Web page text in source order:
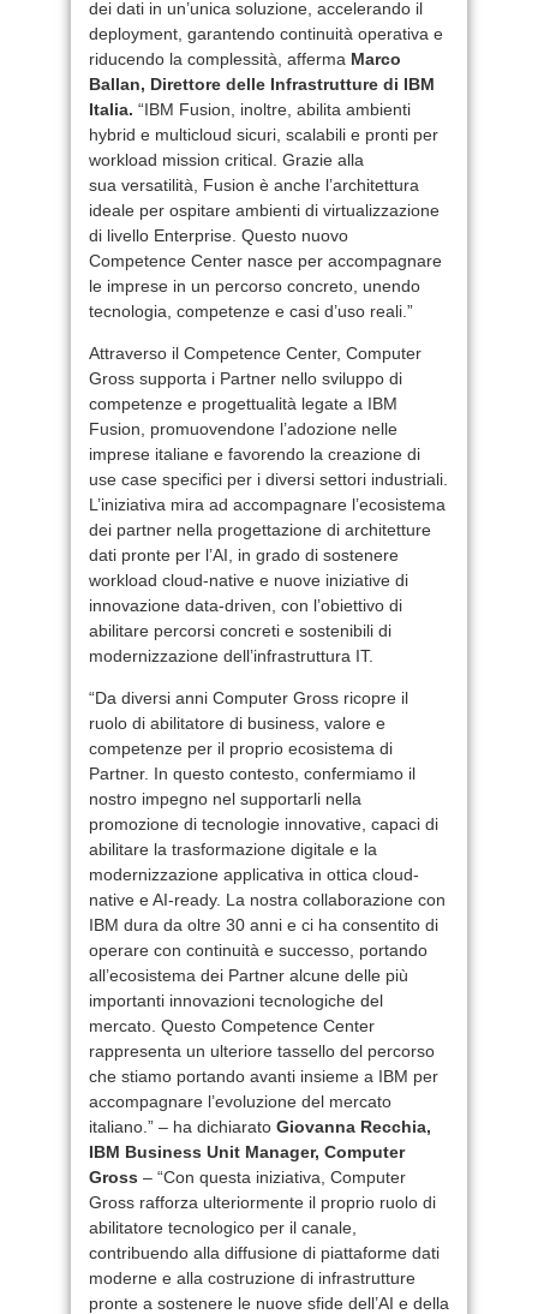
dei dati in un’unica soluzione, accelerando il
deployment, garantendo continuità operativa e
riducendo la complessità, afferma Marco
Ballan, Direttore delle Infrastrutture di IBM
Italia. “IBM Fusion, inoltre, abilita ambienti
hybrid e multicloud sicuri, scalabili e pronti per
workload mission critical. Grazie alla
sua versatilità, Fusion è anche l’architettura
ideale per ospitare ambienti di virtualizzazione
di livello Enterprise. Questo nuovo
Competence Center nasce per accompagnare
le imprese in un percorso concreto, unendo
tecnologia, competenze e casi d’uso reali.”
Attraverso il Competence Center, Computer
Gross supporta i Partner nello sviluppo di
competenze e progettualità legate a IBM
Fusion, promuovendone l’adozione nelle
imprese italiane e favorendo la creazione di
use case specifici per i diversi settori industriali.
L’iniziativa mira ad accompagnare l’ecosistema
dei partner nella progettazione di architetture
dati pronte per l’AI, in grado di sostenere
workload cloud-native e nuove iniziative di
innovazione data-driven, con l’obiettivo di
abilitare percorsi concreti e sostenibili di
modernizzazione dell’infrastruttura IT.
“Da diversi anni Computer Gross ricopre il
ruolo di abilitatore di business, valore e
competenze per il proprio ecosistema di
Partner. In questo contesto, confermiamo il
nostro impegno nel supportarli nella
promozione di tecnologie innovative, capaci di
abilitare la trasformazione digitale e la
modernizzazione applicativa in ottica cloud-
native e AI-ready. La nostra collaborazione con
IBM dura da oltre 30 anni e ci ha consentito di
operare con continuità e successo, portando
all’ecosistema dei Partner alcune delle più
importanti innovazioni tecnologiche del
mercato. Questo Competence Center
rappresenta un ulteriore tassello del percorso
che stiamo portando avanti insieme a IBM per
accompagnare l’evoluzione del mercato
italiano.” – ha dichiarato Giovanna Recchia,
IBM Business Unit Manager, Computer
Gross – “Con questa iniziativa, Computer
Gross rafforza ulteriormente il proprio ruolo di
abilitatore tecnologico per il canale,
contribuendo alla diffusione di piattaforme dati
moderne e alla costruzione di infrastrutture
pronte a sostenere le nuove sfide dell’AI e della